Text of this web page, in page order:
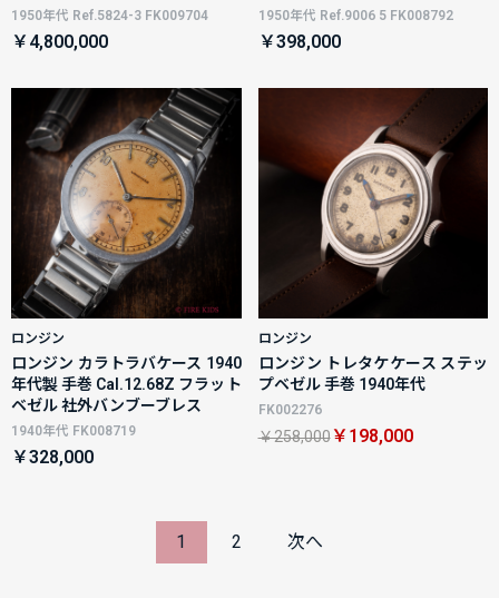
1950年代 Ref.5824-3 FK009704
￥4,800,000
1950年代 Ref.9006 5 FK008792
￥398,000
ロンジン
ロンジン カラトラバケース 1940
年代製 手巻 Cal.12.68Z フラット
ベゼル 社外バンブーブレス
1940年代 FK008719
￥328,000
ロンジン
ロンジン トレタケケース ステッ
プベゼル 手巻 1940年代
FK002276
￥258,000￥198,000
1 2 次へ